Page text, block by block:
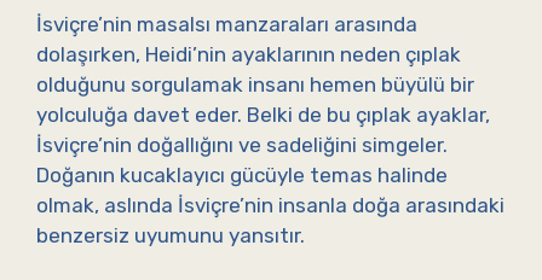
İsviçre’nin masalsı manzaraları arasında
dolaşırken, Heidi’nin ayaklarının neden çıplak
olduğunu sorgulamak insanı hemen büyülü bir
yolculuğa davet eder. Belki de bu çıplak ayaklar,
İsviçre’nin doğallığını ve sadeliğini simgeler.
Doğanın kucaklayıcı gücüyle temas halinde
olmak, aslında İsviçre’nin insanla doğa arasındaki
benzersiz uyumunu yansıtır.